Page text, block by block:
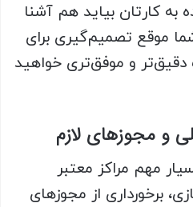
به کارتان بیاید هم آشنا
موقع تصمیم‌گیری برای
دقیق‌تر و موفق‌تری خواهید
و مجوزهای لازم
مهم مراکز معتبر
برخورداری از مجوزهای